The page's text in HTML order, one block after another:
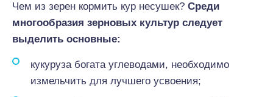
Чем из зерен кормить кур несушек? Среди
многообразия зерновых культур следует
выделить основные:
кукуруза богата углеводами, необходимо
измельчить для лучшего усвоения;